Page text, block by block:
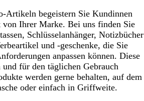
Artikeln begeistern Sie Kundinnen
von Ihrer Marke. Bei uns finden Sie
Schlüsselanhänger, Notizbücher
und -geschenke, die Sie
anpassen können. Diese
und für den täglichen Gebrauch
werden gerne behalten, auf dem
oder einfach in Griffweite.